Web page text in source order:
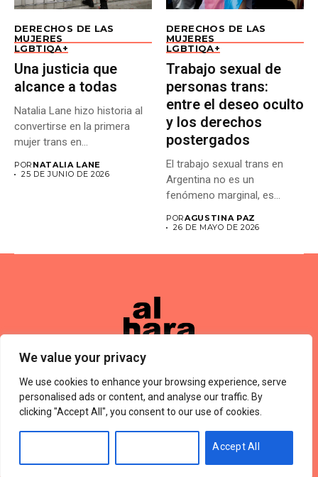
We value your privacy
We use cookies to enhance your browsing experience, serve
personalised ads or content, and analyse our traffic. By
clicking "Accept All", you consent to our use of cookies.
Accept All
DERECHOS DE LAS
MUJERES
LGBTIQA+
Una justicia que
alcance a todas
Natalia Lane hizo historia al
convertirse en la primera
mujer trans en...
POR NATALIA LANE
25 DE JUNIO DE 2026
DERECHOS DE LAS
MUJERES
LGBTIQA+
Trabajo sexual de
personas trans:
entre el deseo oculto
y los derechos
postergados
El trabajo sexual trans en
Argentina no es un
fenómeno marginal, es...
PORAGUSTINA PAZ
26 DE MAYO DE 2026
Términos De UsoAbout UsPolítica De Privacidad
Private PolicyForums
© 2024 Alharaca